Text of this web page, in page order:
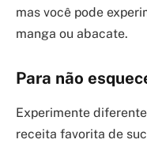
mas você pode
manga ou abacate.
Para não
Experimente
receita favorita de